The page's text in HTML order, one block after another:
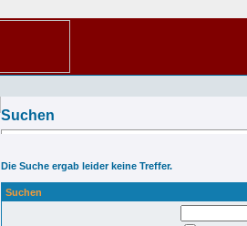
Suchen
Die Suche ergab leider keine Treffer.
Suchen